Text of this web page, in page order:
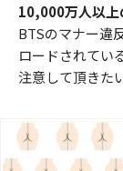
10,000万人以上
BTSのマナー違
ロードされてい
注意して頂きた